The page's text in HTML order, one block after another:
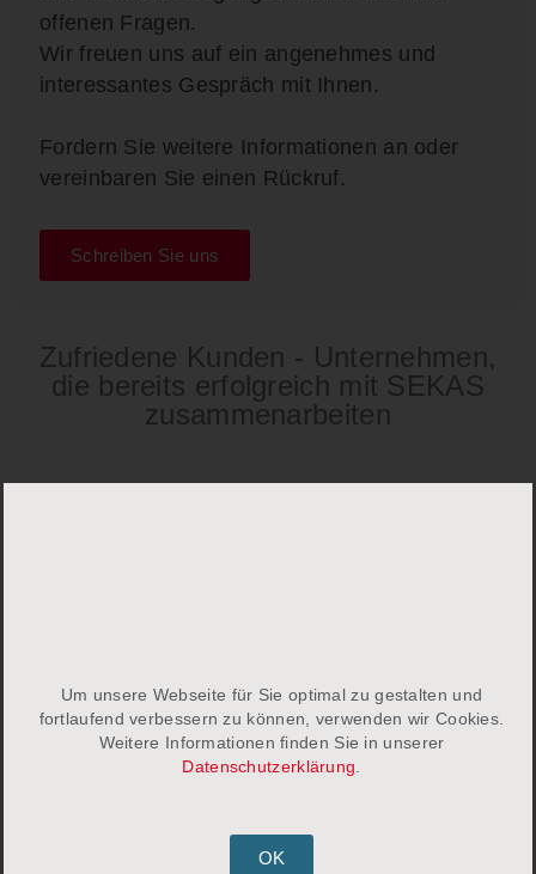
offenen Fragen.
Wir freuen uns auf ein angenehmes und
interessantes Gespräch mit Ihnen.
Fordern Sie weitere Informationen an oder
vereinbaren Sie einen Rückruf.
Schreiben Sie uns
Zufriedene Kunden - Unternehmen,
die bereits erfolgreich mit SEKAS
zusammenarbeiten
Impressum
Datenschutz
AGB
Um unsere Webseite für Sie optimal zu gestalten und
fortlaufend verbessern zu können, verwenden wir Cookies.
Weitere Informationen finden Sie in unserer
Datenschutzerklärung
OK